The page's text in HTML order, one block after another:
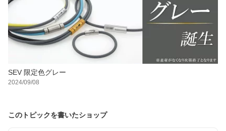
SEV 限定色グレー
2024/09/08
このトピックを書いたショップ